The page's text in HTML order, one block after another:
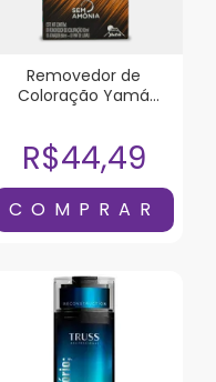
Removedor de
Coloração Yam
R$44,49